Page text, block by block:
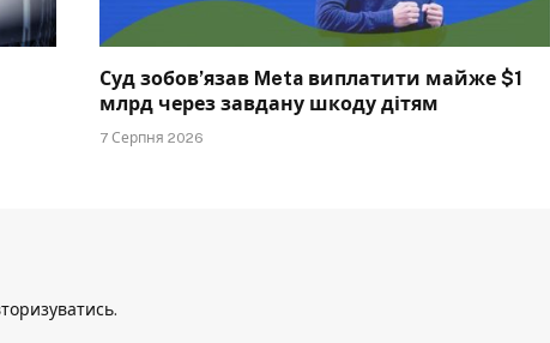
Суд зобов’язав Meta виплатити майже $1
млрд через завдану шкоду дітям
7 Серпня 2026
.